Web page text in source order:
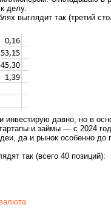
делу.
выглядит так (третий
инвестирую давно, но в
и займы — с 2024
да и рынок особенно
так (всего 40 позиций):